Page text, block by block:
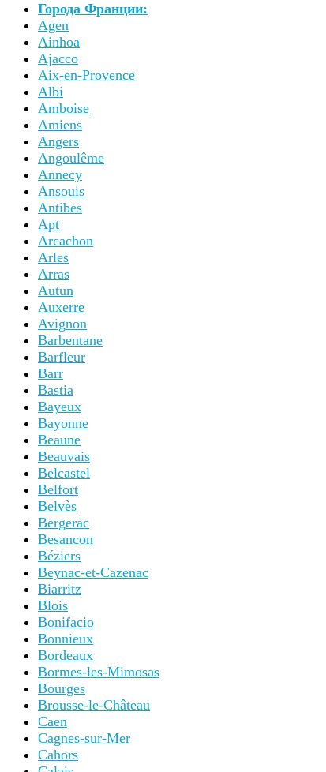
Города Франции:
Agen
Ainhoa
Ajacco
Aix-en-Provence
Albi
Amboise
Amiens
Angers
Angoulême
Annecy
Ansouis
Antibes
Apt
Arcachon
Arles
Arras
Autun
Auxerre
Avignon
Barbentane
Barfleur
Barr
Bastia
Bayeux
Bayonne
Beaune
Beauvais
Belcastel
Belfort
Belvès
Bergerac
Besancon
Béziers
Beynac-et-Cazenac
Biarritz
Blois
Bonifacio
Bonnieux
Bordeaux
Bormes-les-Mimosas
Bourges
Brousse-le-Château
Caen
Cagnes-sur-Mer
Cahors